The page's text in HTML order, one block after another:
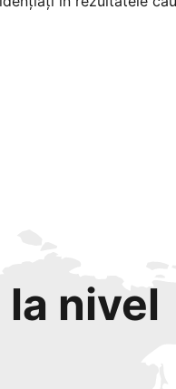
nivel